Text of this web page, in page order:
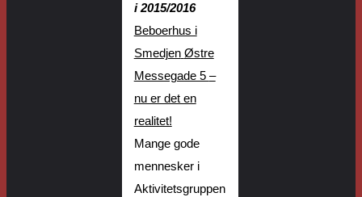
i 2015/2016
Beboerhus i
Smedjen Østre
Messegade 5 –
nu er det en
realitet!
Mange gode
mennesker i
Aktivitetsgruppen